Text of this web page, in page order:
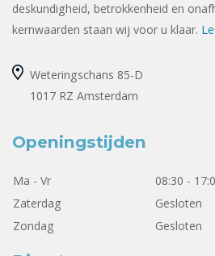
deskundigheid, betrokkenheid en
kernwaarden staan wij voor u klaar.
Weteringschans 85-D
1017 RZ Amsterdam
Openingstijden
Ma - Vr
08:30 -
Zaterdag
Gesloten
Zondag
Gesloten